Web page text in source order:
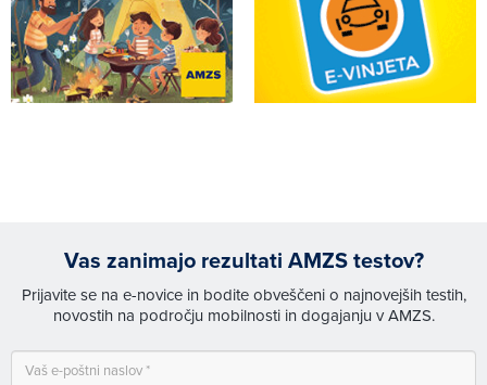
Vas zanimajo rezultati AMZS testov?
Prijavite se na e-novice in bodite obveščeni o najnovejših testih,
novostih na področju mobilnosti in dogajanju v AMZS.